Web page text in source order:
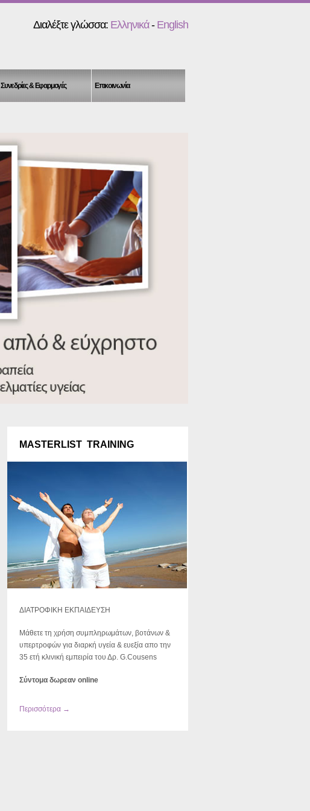
Συνεδρίες & Εφαρμογές Επικοινωνία
Διαλέξτε γλώσσα: Ελληνικά- English
MASTERLIST TRAINING
ΔΙΑΤΡΟΦΙΚΗ ΕΚΠΑΙΔΕΥΣΗ
Μάθετε τη χρήση συμπληρωμάτων, βοτάνων &
υπερτροφών για διαρκή υγεία & ευεξία απο την
35 ετή κλινική εμπειρία του Δρ. G.Cousens
Σύντομα δωρεαν online
Περισσότερα →